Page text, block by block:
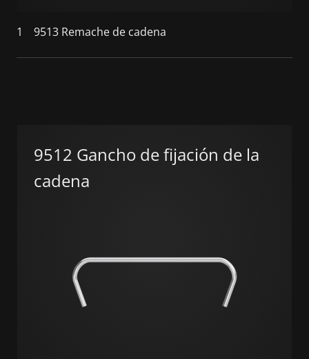
1 9513 Remache de cadena
9512 Gancho de fijación de la
cadena